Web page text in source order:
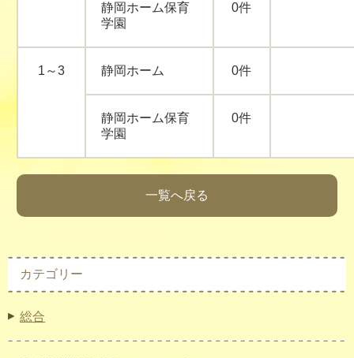
静岡ホーム保育
学園
0件
1～3 静岡ホーム 0件
静岡ホーム保育
学園
0件
一覧へ戻る
カテゴリー
総合